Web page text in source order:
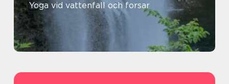
Yoga vid vattenfall och forsar